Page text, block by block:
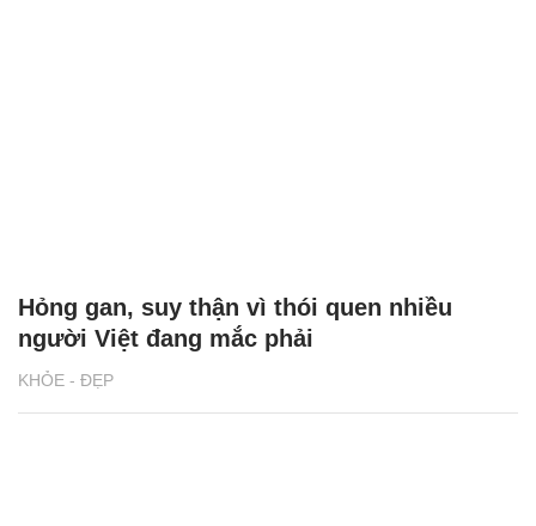
KHỎE - ĐẸP
Hỏng gan, suy thận vì thói quen nhiều
người Việt đang mắc phải